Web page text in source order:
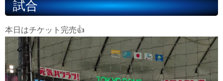
試合
本日はチケット完売👍